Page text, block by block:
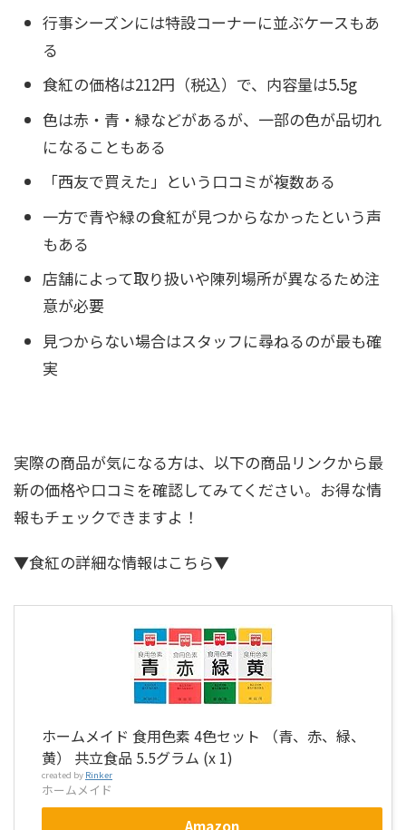
行事シーズンには特設コーナーに並ぶケースもあ
る
食紅の価格は212円（税込）で、内容量は5.5g
色は赤・青・緑などがあるが、一部の色が品切れ
になることもある
「西友で買えた」という口コミが複数ある
一方で青や緑の食紅が見つからなかったという声
もある
店舗によって取り扱いや陳列場所が異なるため注
意が必要
見つからない場合はスタッフに尋ねるのが最も確
実
実際の商品が気になる方は、以下の商品リンクから最
新の価格や口コミを確認してみてください。お得な情
報もチェックできますよ！
▼食紅の詳細な情報はこちら▼
ホームメイド 食用色素 4色セット （青、赤、緑、
黄） 共立食品 5.5グラム (x 1)
created by Rinker
ホームメイド
Amazon